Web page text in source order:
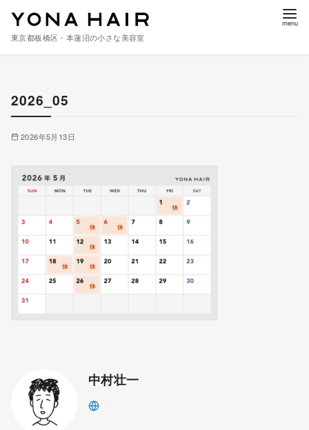
東京都板橋区・本蓮沼の小さな美容室
2026_05
2026年5月13日
中村壮一